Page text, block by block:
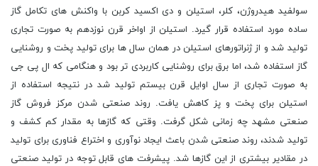
سولفید هیدروژن، کلر، استیلن و دی اکسید کربن با واکنش های تکامل گاز
ساده مورد استفاده قرار گیرد. استیلن از اواخر قرن نوزدهم به صورت تجاری
تولید شد و از ژنراتورهای استیلن در همان سال ها برای تولید پخت و روشنایی
گاز استفاده شد، اما برق برای روشنایی کاربردی تر بود و هنگامی که ال پی جی
به صورت تجاری از سال اوایل قرن بیستم تولید شد در نتیجه استفاده از
استیلن برای پخت و پز کاهش یافت. روند صنعتی شدن مرکز فروش گاز
صنعتی مشهد چه زمانی شکل گرفت. وقتی که گازها به مقدار کم کشف و
تولید شدند، روند صنعتی شدن باعث ایجاد نوآوری و اختراع فناوری برای تولید
در مقادیر بیشتری از این گازها شد. پیشرفت های قابل توجه در تولید صنعتی